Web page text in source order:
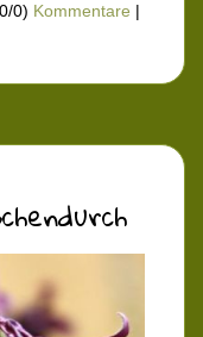
0) Kommentare |